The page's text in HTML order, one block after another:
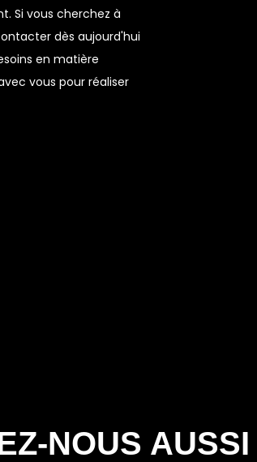
Si vous cherchez à
dès aujourd'hui
en matière
vous pour réaliser
NOUS